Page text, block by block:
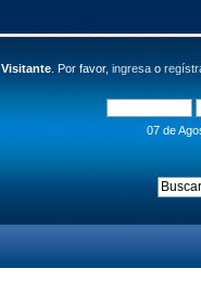
Visitante. Por favor, ingresao
07 de